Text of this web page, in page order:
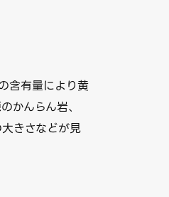
含有量により黄
かんらん岩、
きさなどが見